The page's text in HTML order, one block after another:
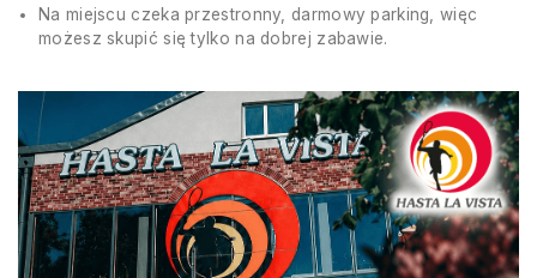
Na miejscu czeka przestronny, darmowy parking, więc
możesz skupić się tylko na dobrej zabawie.